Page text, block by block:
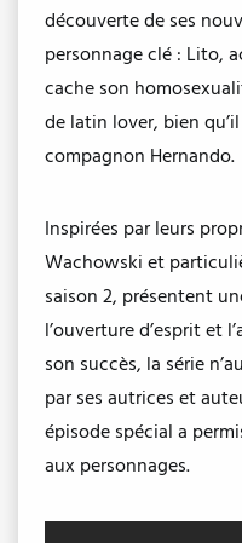
découverte de ses
personnage clé : Lito,
cache son
de latin lover, bien
compagnon Hernando.
Inspirées par leurs
Wachowski et
saison 2, présentent
l’ouverture d’esprit et
son succès, la série
par ses autrices et
épisode spécial a
aux personnages.